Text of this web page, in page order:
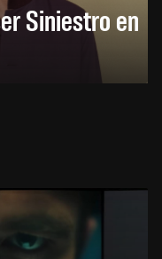
Siniestro en